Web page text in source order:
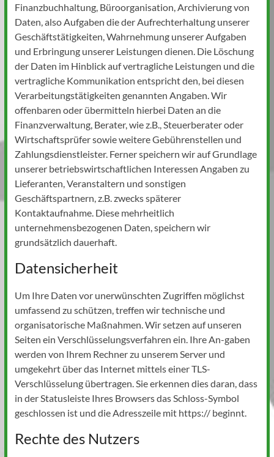
Finanzbuchhaltung, Büroorganisation, Archivierung von
Daten, also Aufgaben die der Aufrechterhaltung unserer
Geschäftstätigkeiten, Wahrnehmung unserer Aufgaben
und Erbringung unserer Leistungen dienen. Die Löschung
der Daten im Hinblick auf vertragliche Leistungen und die
vertragliche Kommunikation entspricht den, bei diesen
Verarbeitungstätigkeiten genannten Angaben. Wir
offenbaren oder übermitteln hierbei Daten an die
Finanzverwaltung, Berater, wie z.B., Steuerberater oder
Wirtschaftsprüfer sowie weitere Gebührenstellen und
Zahlungsdienstleister. Ferner speichern wir auf Grundlage
unserer betriebswirtschaftlichen Interessen Angaben zu
Lieferanten, Veranstaltern und sonstigen
Geschäftspartnern, z.B. zwecks späterer
Kontaktaufnahme. Diese mehrheitlich
unternehmensbezogenen Daten, speichern wir
grundsätzlich dauerhaft.
Datensicherheit
Um Ihre Daten vor unerwünschten Zugriffen möglichst
umfassend zu schützen, treffen wir technische und
organisatorische Maßnahmen. Wir setzen auf unseren
Seiten ein Verschlüsselungsverfahren ein. Ihre An-gaben
werden von Ihrem Rechner zu unserem Server und
umgekehrt über das Internet mittels einer TLS-
Verschlüsselung übertragen. Sie erkennen dies daran, dass
in der Statusleiste Ihres Browsers das Schloss-Symbol
geschlossen ist und die Adresszeile mit https:// beginnt.
Rechte des Nutzers